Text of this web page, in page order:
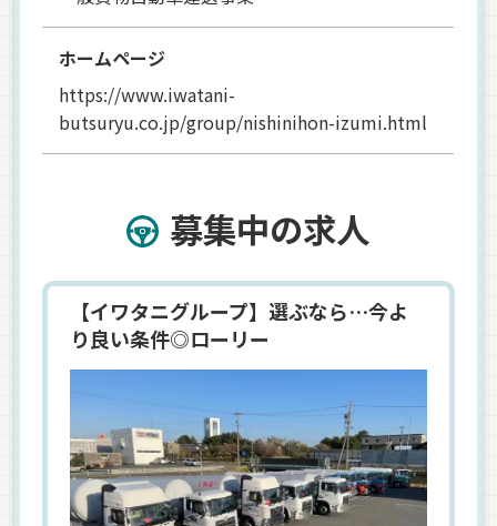
ホームページ
https://www.iwatani-
butsuryu.co.jp/group/nishinihon-izumi.html
募集中の求人
【イワタニグループ】選ぶなら…今よ
り良い条件◎ローリー